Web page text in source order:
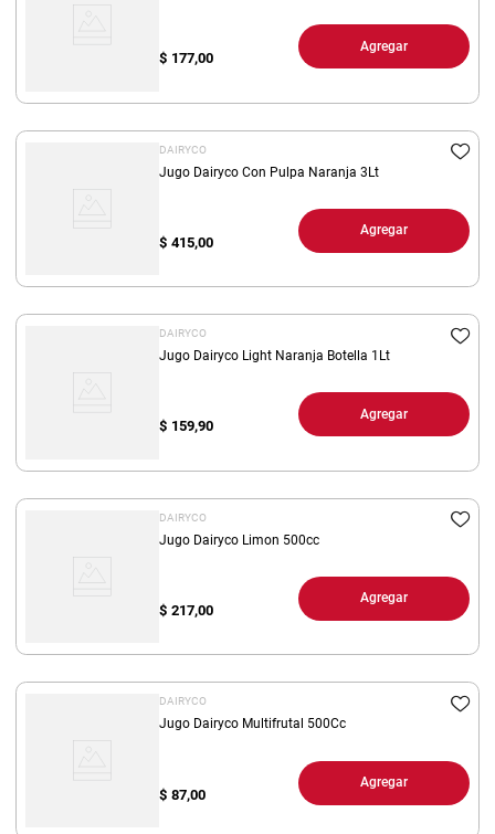
$ 177,00
Agregar
DAIRYCO
Jugo Dairyco Con Pulpa Naranja 3Lt
$ 415,00
Agregar
DAIRYCO
Jugo Dairyco Light Naranja Botella 1Lt
$ 159,90
Agregar
DAIRYCO
Jugo Dairyco Limon 500cc
$ 217,00
Agregar
DAIRYCO
Jugo Dairyco Multifrutal 500Cc
$ 87,00
Agregar